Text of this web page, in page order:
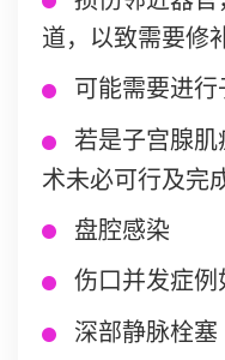
道，以致需要修
可能需要进
若是子宫腺
术未必可行及完
盘腔感染
伤口并发症
深部静脉栓塞